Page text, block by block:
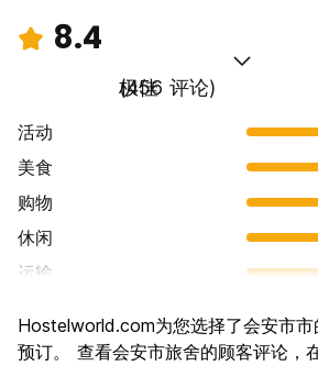
8.4
极佳
(456 评论)
活动
美食
购物
休闲
运输
文化
Hostelworld.com为您选择了会安市
预订。 查看会安市旅舍的顾客评论，